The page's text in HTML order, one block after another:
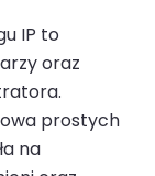
IP to
oraz
prostych
na